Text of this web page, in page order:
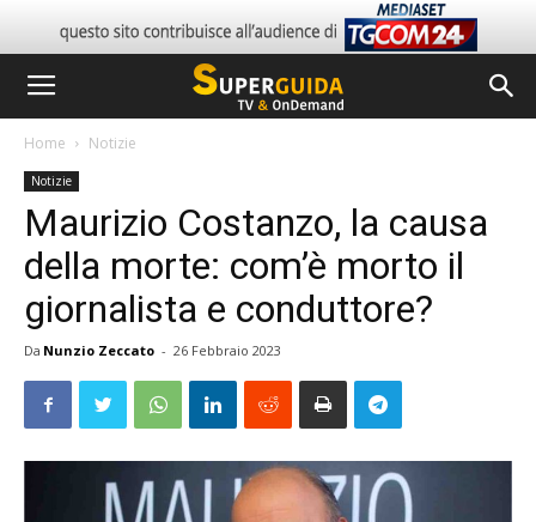
Home Notizie
Notizie
Maurizio Costanzo, la causa
della morte: com’è morto il
giornalista e conduttore?
Da Nunzio Zeccato - 26 Febbraio 2023